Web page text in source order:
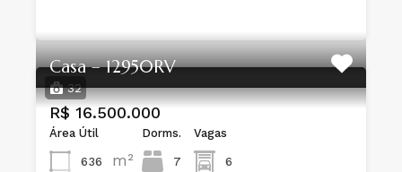
32
Casa – 12950RV
R$ 16.500.000
Dorms.
7
Área Útil
636 m²
Vagas
6